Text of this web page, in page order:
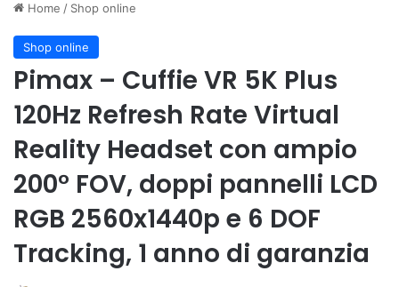
Home / Shop online
Shop online
Pimax – Cuffie VR 5K Plus
120Hz Refresh Rate Virtual
Reality Headset con ampio
200° FOV, doppi pannelli LCD
RGB 2560x1440p e 6 DOF
Tracking, 1 anno di garanzia